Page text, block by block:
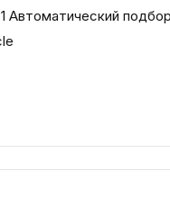
Автоматический